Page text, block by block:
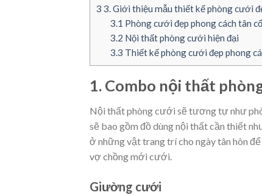
3 3. Giới thiệu mẫu thiết kế phòng cưới
3.1 Phòng cưới đẹp phong cách tân
3.2 Nội thất phòng cưới hiện đại
3.3 Thiết kế phòng cưới đẹp phong
1. Combo nội thất
Nội thất phòng cưới sẽ tương tự như
sẽ bao gồm đồ dùng nội thất cần thiết
ở những vật trang trí cho ngày tân hôn
vợ chồng mới cưới.
Giường cưới